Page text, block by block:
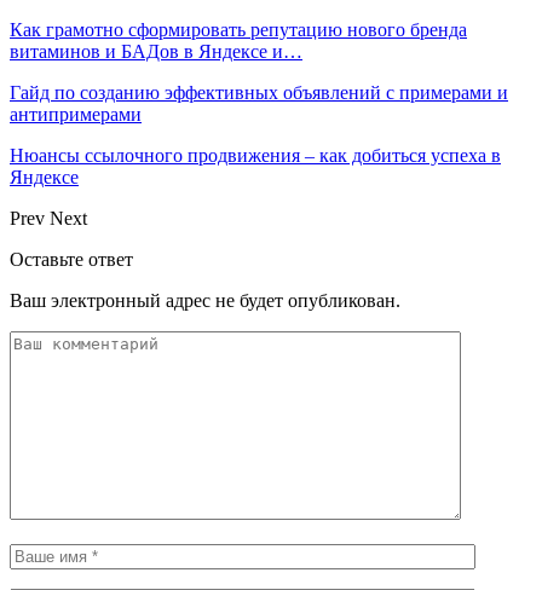
Как грамотно сформировать репутацию нового бренда
витаминов и БАДов в Яндексе и…
Гайд по созданию эффективных объявлений с примерами и
антипримерами
Нюансы ссылочного продвижения – как добиться успеха в
Яндексе
Prev Next
Оставьте ответ
Ваш электронный адрес не будет опубликован.